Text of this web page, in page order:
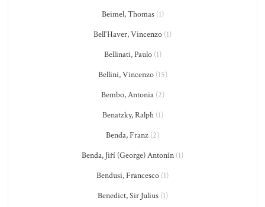
Beimel, Thomas(1)
Bell'Haver, Vincenzo (1)
Bellinati, Paulo(1)
Bellini, Vincenzo(15)
Bembo, Antonia(2)
Benatzky, Ralph(1)
Benda, Franz (2)
Benda, Jiří (George) Antonín (1)
Bendusi, Francesco (1)
Benedict, Sir Julius(1)